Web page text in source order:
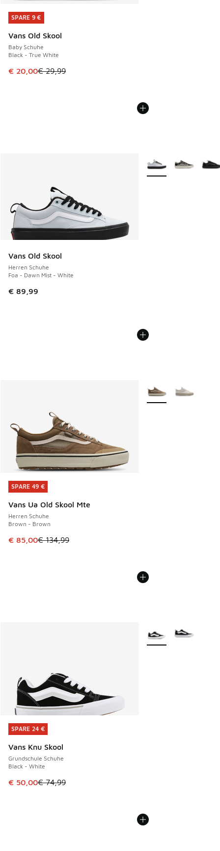
SPARE 9 €
Vans Old Skool
Baby Schuhe
Black - True White
Dieser Artikel ist im Sale. Der Preis ist von € 29,99 auf €
€ 20,00€ 29,99
SPARE 9 €
Vans Old Skool
Herren Schuhe
Foa - Dawn Mist - White
€ 89,99
Weitere Farben
SPARE 49 €
Vans Ua Old Skool Mte
Herren Schuhe
Brown - Brown
Dieser Artikel ist im Sale. Der Preis ist von € 134,99 auf €
€ 85,00€ 134,99
SPARE 49 €
Weitere Farben
SPARE 24 €
Vans Knu Skool
Grundschule Schuhe
Black - White
Dieser Artikel ist im Sale. Der Preis ist von € 74,99 auf €
€ 50,00€ 74,99
SPARE 24 €
Weitere Farben